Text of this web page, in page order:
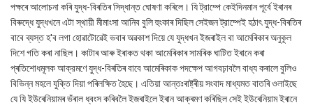
পক্ষৰে আলোচনা কৰি যুদ্ধ-বিৰতিৰ সিদ্ধান্ত ঘোষণা কৰিলে। যি ট্রাম্পে কেইদিনমান পূৰ্বে ইৰানৰ
বিৰুদ্ধে যুদ্ধখনে এটা স্থায়ী মীমাংসা আনিব বুলি হুংকাৰ দিছিল সেইজন ট্রাম্পেই হঠাৎ যুদ্ধ-বিৰতিৰ
বাবে ব্যস্ত হ'ব লগা হোৱাটোৱেই ভবাৰ অৱকাশ দিয়ে যে যুদ্ধখন ইজৰাইল বা আমেৰিকাৰ অনুকূল
দিশে গতি কৰা নাছিল। কাটাৰ আৰু ইৰাকত থকা আমেৰিকাৰ সামৰিক ঘাটিত ইৰানে কৰা
প্ৰতিশোধমূলক আক্রমণে যুদ্ধ-বিৰতিৰ বাবে আমেৰিকাক পদক্ষেপ আগবঢ়াবলৈ বাধ্য কৰালে বুলিও
বিভিন্ন মহলে যুক্তি দিয়া পৰিলক্ষিত হৈছে। এতিয়া আন্তঃৰাষ্ট্ৰীয় সংবাদ মাধ্যমত বাতৰি ওলাইছে
যে যি ইউৰেনিয়ামৰ ভঁৰাল ধ্বংস কৰিবলৈ ইজৰাইলে ইৰান আক্ৰমণ কৰিছিল সেই ইউৰেনিয়াম ইৰানে